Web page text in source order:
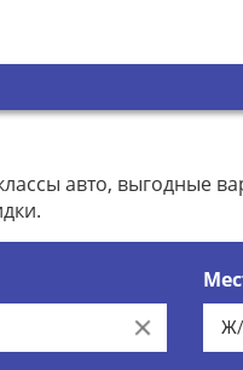
авто, выгодные
Clear